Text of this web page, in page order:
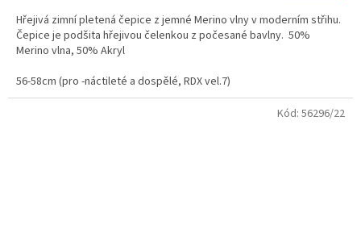
Hřejivá zimní pletená čepice z jemné Merino vlny v moderním střihu.
Čepice je podšita hřejivou čelenkou z počesané bavlny. 50%
Merino vlna, 50% Akryl
56-58cm (pro -náctileté a dospělé, RDX vel.7)
Kód: 56296/22